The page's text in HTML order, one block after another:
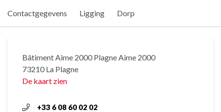
Contactgegevens Ligging Dorp
Bâtiment Aime 2000 Plagne Aime 2000
73210 La Plagne
De kaart zien
+33 6 08 60 02 02